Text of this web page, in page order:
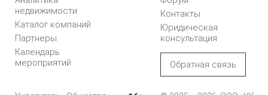
недвижимости
Каталог компаний
Партнеры
Календарь
мероприятий
Контакты
Юридическая
консультация
Обратная связь